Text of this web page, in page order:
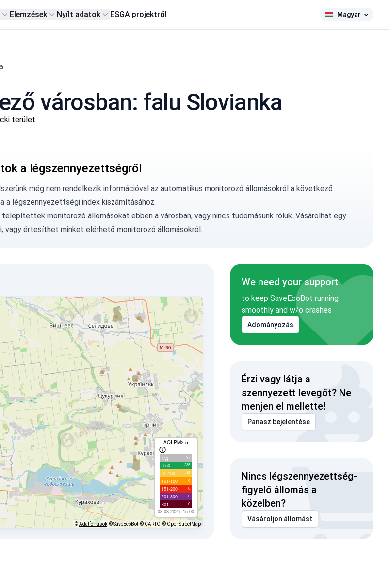
Elemzések Nyílt adatok ESGA projektről Magyar
városban: falu Slovianka
terület
a légszennyezettségről
még nem rendelkezik információval az automatikus monitorozó állomásokról a következő
a légszennyezettségi index kiszámításához.
monitorozó állomásokat ebben a városban, vagy nincs tudomásunk róluk. Vásárolhat egy
vagy értesíthet minket elérhető monitorozó állomásokról.
AQI PM2.5
с/д 97
0-50 235
51-100 18
101-150 0
151-200 0
201-300 0
301+ 0
08.08.2026, 15:00
©Adatforrások © SaveEcoBot © CARTO © OpenStreetMap
We need your support
to keep SaveEcoBot running
smoothly and w/o crashes
Adományozás
Érzi vagy látja a
szennyezett levegőt? Ne
menjen el mellette!
Panasz bejelentése
Nincs légszennyezettség-
figyelő állomás a
közelben?
Vásároljon állomást